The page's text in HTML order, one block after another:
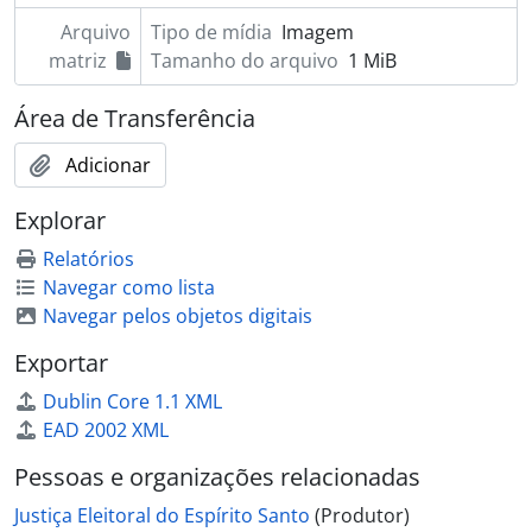
Arquivo
matriz
Tipo de mídia Imagem
Tamanho do arquivo 1 MiB
Área de Transferência
Adicionar
Explorar
Relatórios
Navegar como lista
Navegar pelos objetos digitais
Exportar
Dublin Core 1.1 XML
EAD 2002 XML
Pessoas e organizações relacionadas
Justiça Eleitoral do Espírito Santo (Produtor)